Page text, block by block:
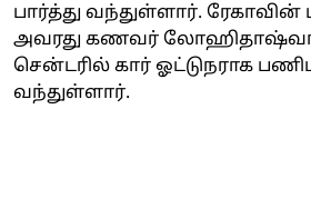
பார்த்து வந்துள்ளார். ரேகாவின்
அவரது கணவர்
சென்டரில் கார் ஓட்டுநராக
வந்துள்ளார்.